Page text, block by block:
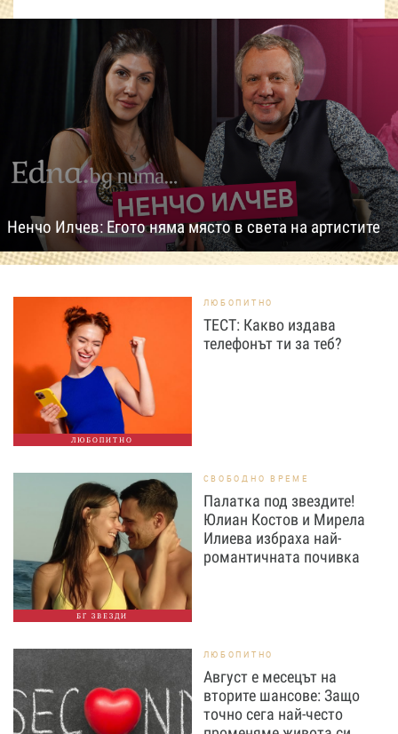
Ненчо Илчев: Егото няма място в света на артистите
ЛЮБОПИТНО
ЛЮБОПИТНО
ТЕСТ: Какво издава
телефонът ти за теб?
БГ ЗВЕЗДИ
СВОБОДНО ВРЕМЕ
Палатка под звездите!
Юлиан Костов и Мирела
Илиева избраха най-
романтичната почивка
ЛЮБОПИТНО
Август е месецът на
вторите шансове: Защо
точно сега най-често